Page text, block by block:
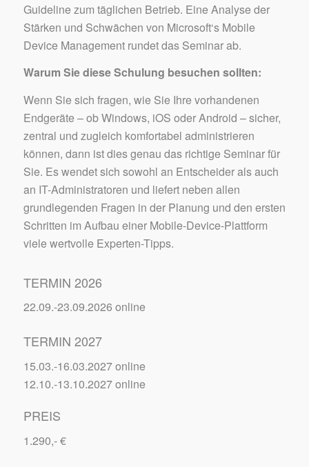
Guideline zum täglichen Betrieb. Eine Analyse der
Stärken und Schwächen von Microsoft‘s Mobile
Device Management rundet das Seminar ab.
Warum Sie diese Schulung besuchen sollten:
Wenn Sie sich fragen, wie Sie Ihre vorhandenen
Endgeräte – ob Windows, iOS oder Android – sicher,
zentral und zugleich komfortabel administrieren
können, dann ist dies genau das richtige Seminar für
Sie. Es wendet sich sowohl an Entscheider als auch
an IT-Administratoren und liefert neben allen
grundlegenden Fragen in der Planung und den ersten
Schritten im Aufbau einer Mobile-Device-Plattform
viele wertvolle Experten-Tipps.
TERMIN 2026
22.09.-23.09.2026 online
TERMIN 2027
15.03.-16.03.2027 online
12.10.-13.10.2027 online
PREIS
1.290,- €